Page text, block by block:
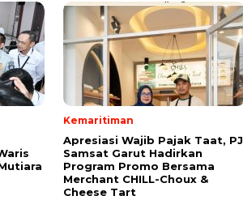
Kemaritiman
Apresiasi Wajib Pajak Taat, PJ
Samsat Garut Hadirkan
Program Promo Bersama
Merchant CHILL-Choux &
Cheese Tart